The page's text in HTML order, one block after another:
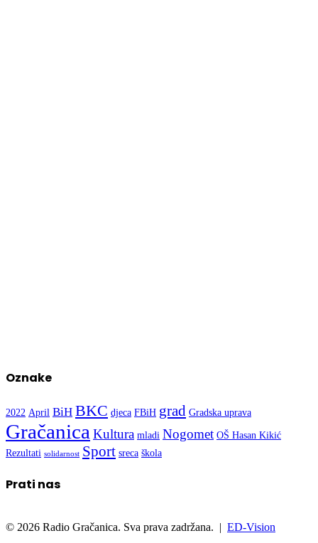
Oznake
2022 April BiH BKC djeca FBiH grad Gradska uprava
GračanicaKultura mladi Nogomet OŠ Hasan Kikić
Rezultati solidarnost Sport sreca škola
Prati nas
© 2026 Radio Gračanica. Sva prava zadržana. | ED-Vision